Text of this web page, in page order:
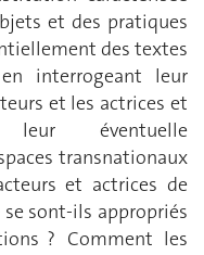
et des pratiques
des textes
interrogeant leur
et les actrices et
éventuelle
transnationaux
et actrices de
sont-ils appropriés
? Comment les